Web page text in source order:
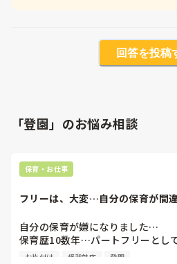
回答を投稿
「登園」のお悩み相談
保育・お仕事
フリーは、大変…自分の保育が間
自分の保育が嫌になりました…
保育歴10数年…パートフリーとし
る毎日です。
お片付け 怪我対応 登園